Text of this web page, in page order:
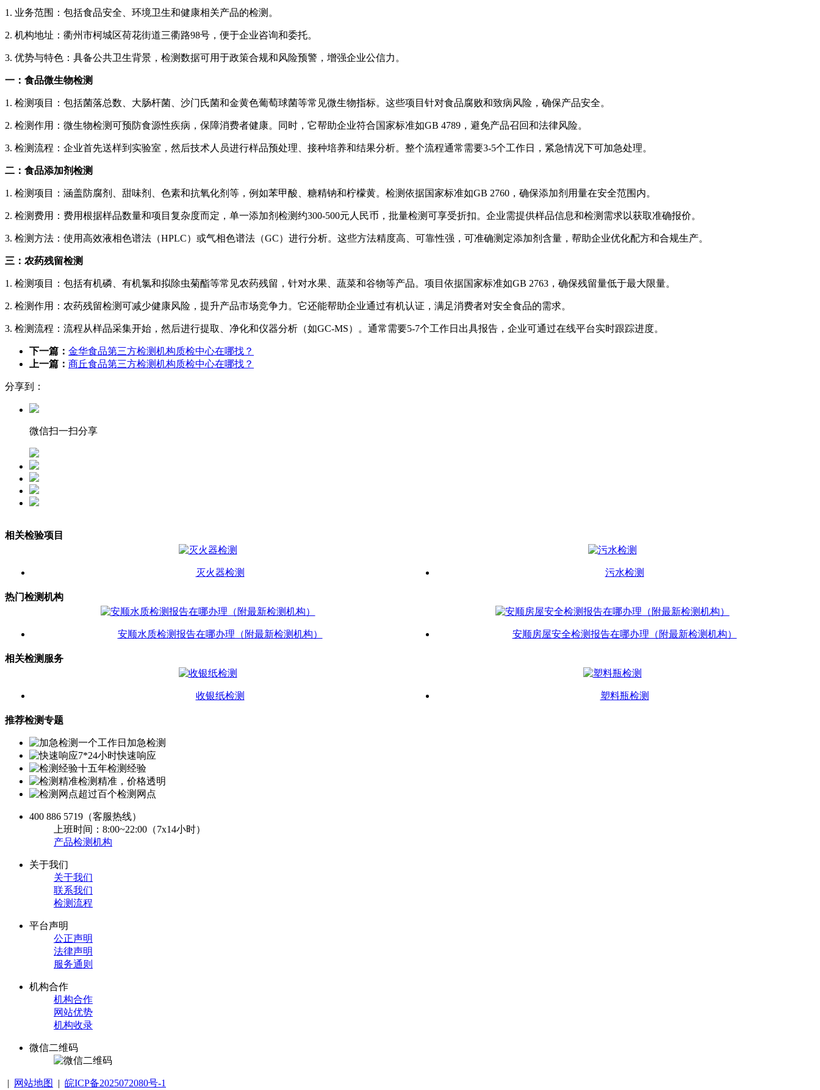
1. 业务范围：包括食品安全、环境卫生和健康相关产品的检测。
2. 机构地址：衢州市柯城区荷花街道三衢路98号，便于企业咨询和委托。
3. 优势与特色：具备公共卫生背景，检测数据可用于政策合规和风险预警，增强企业公信力。
一：食品微生物检测
1. 检测项目：包括菌落总数、大肠杆菌、沙门氏菌和金黄色葡萄球菌等常见微生物指标。这些项目针对食品腐败和致病风险，确保产品安全。
2. 检测作用：微生物检测可预防食源性疾病，保障消费者健康。同时，它帮助企业符合国家标准如GB 4789，避免产品召回和法律风险。
3. 检测流程：企业首先送样到实验室，然后技术人员进行样品预处理、接种培养和结果分析。整个流程通常需要3-5个工作日，紧急情况下可加急处理。
二：食品添加剂检测
1. 检测项目：涵盖防腐剂、甜味剂、色素和抗氧化剂等，例如苯甲酸、糖精钠和柠檬黄。检测依据国家标准如GB 2760，确保添加剂用量在安全范围内。
2. 检测费用：费用根据样品数量和项目复杂度而定，单一添加剂检测约300-500元人民币，批量检测可享受折扣。企业需提供样品信息和检测需求以获取准确报价。
3. 检测方法：使用高效液相色谱法（HPLC）或气相色谱法（GC）进行分析。这些方法精度高、可靠性强，可准确测定添加剂含量，帮助企业优化配方和合规生产。
三：农药残留检测
1. 检测项目：包括有机磷、有机氯和拟除虫菊酯等常见农药残留，针对水果、蔬菜和谷物等产品。项目依据国家标准如GB 2763，确保残留量低于最大限量。
2. 检测作用：农药残留检测可减少健康风险，提升产品市场竞争力。它还能帮助企业通过有机认证，满足消费者对安全食品的需求。
3. 检测流程：流程从样品采集开始，然后进行提取、净化和仪器分析（如GC-MS）。通常需要5-7个工作日出具报告，企业可通过在线平台实时跟踪进度。
下一篇： 金华食品第三方检测机构质检中心在哪找？
上一篇： 商丘食品第三方检测机构质检中心在哪找？
分享到：
微信扫一扫分享
相关检验项目
灭火器检测 污水检测
热门检测机构
安顺水质检测报告在哪办理（附最新检测机构） 安顺房屋安全检测报告在哪办理（附最新检测机构）
相关检测服务
收银纸检测 塑料瓶检测
推荐检测专题
一个工作日加急检测
7*24小时快速响应
十五年检测经验
检测精准，价格透明
超过百个检测网点
400 886 5719 （客服热线）
上班时间：8:00~22:00（7x14小时）
产品检测机构
关于我们
关于我们
联系我们
检测流程
平台声明
公正声明
法律声明
服务通则
机构合作
机构合作
网站优势
机构收录
微信二维码
| 网站地图 | 皖ICP备2025072080号-1